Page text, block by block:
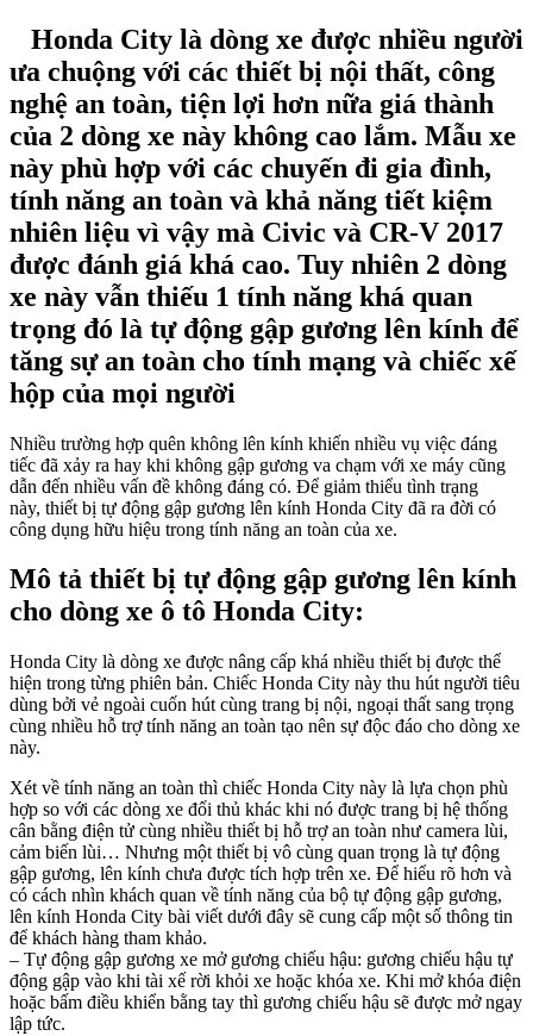
Honda City là dòng xe được nhiều người
ưa chuộng với các thiết bị nội thất, công
nghệ an toàn, tiện lợi hơn nữa giá thành
của 2 dòng xe này không cao lắm. Mẫu xe
này phù hợp với các chuyến đi gia đình,
tính năng an toàn và khả năng tiết kiệm
nhiên liệu vì vậy mà Civic và CR-V 2017
được đánh giá khá cao. Tuy nhiên 2 dòng
xe này vẫn thiếu 1 tính năng khá quan
trọng đó là tự động gập gương lên kính để
tăng sự an toàn cho tính mạng và chiếc xế
hộp của mọi người
Nhiều trường hợp quên không lên kính khiến nhiều vụ việc đáng
tiếc đã xảy ra hay khi không gập gương va chạm với xe máy cũng
dẫn đến nhiều vấn đề không đáng có. Để giảm thiểu tình trạng
này, thiết bị tự động gập gương lên kính Honda City đã ra đời có
công dụng hữu hiệu trong tính năng an toàn của xe.
Mô tả thiết bị tự động gập gương lên kính
cho dòng xe ô tô Honda City:
Honda City là dòng xe được nâng cấp khá nhiều thiết bị được thể
hiện trong từng phiên bản. Chiếc Honda City này thu hút người tiêu
dùng bởi vẻ ngoài cuốn hút cùng trang bị nội, ngoại thất sang trọng
cùng nhiều hỗ trợ tính năng an toàn tạo nên sự độc đáo cho dòng xe
này.
Xét về tính năng an toàn thì chiếc Honda City này là lựa chọn phù
hợp so với các dòng xe đối thủ khác khi nó được trang bị hệ thống
cân bằng điện tử cùng nhiều thiết bị hỗ trợ an toàn như camera lùi,
cảm biến lùi… Nhưng một thiết bị vô cùng quan trọng là tự động
gập gương, lên kính chưa được tích hợp trên xe. Để hiểu rõ hơn và
có cách nhìn khách quan về tính năng của bộ tự động gập gương,
lên kính Honda City bài viết dưới đây sẽ cung cấp một số thông tin
để khách hàng tham khảo.
– Tự động gập gương xe mở gương chiếu hậu: gương chiếu hậu tự
động gập vào khi tài xế rời khỏi xe hoặc khóa xe. Khi mở khóa điện
hoặc bấm điều khiển bằng tay thì gương chiếu hậu sẽ được mở ngay
lập tức.